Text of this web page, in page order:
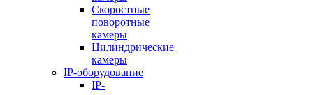
Скоростные
поворотные
камеры
Цилиндрические
камеры
IP-оборудование
IP-